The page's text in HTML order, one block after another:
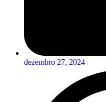
dezembro 27, 2024